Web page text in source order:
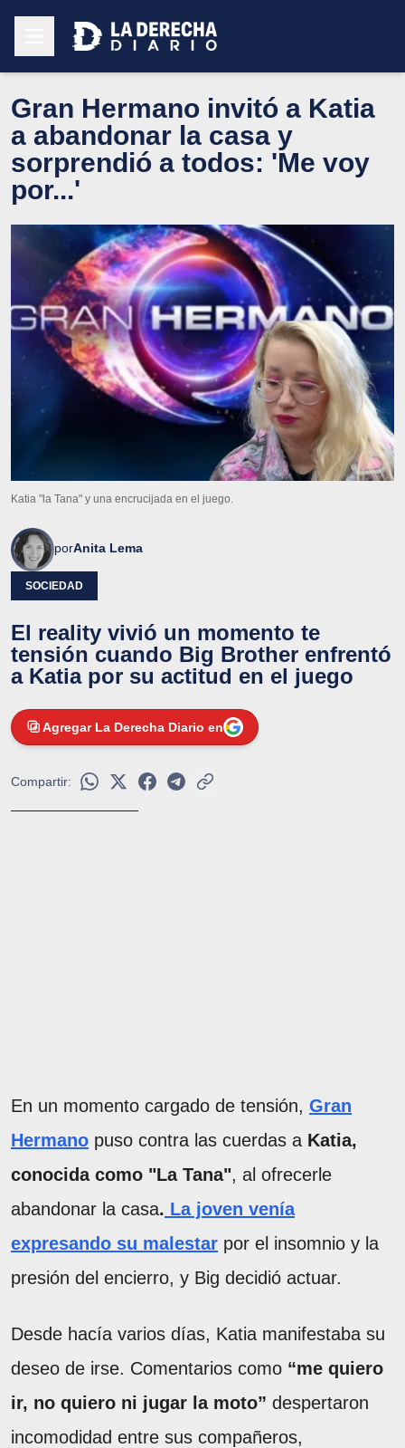
Gran Hermano invitó a Katia
a abandonar la casa y
sorprendió a todos: 'Me voy
por...'
Katia "la Tana" y una encrucijada en el juego.
porAnita Lema
SOCIEDAD
El reality vivió un momento te
tensión cuando Big Brother enfrentó
a Katia por su actitud en el juego
Agregar La Derecha Diario en
Compartir:
En un momento cargado de tensión, Gran
Hermano puso contra las cuerdas a Katia,
conocida como "La Tana", al ofrecerle
abandonar la casa. La joven venía
expresando su malestar por el insomnio y la
presión del encierro, y Big decidió actuar.
Desde hacía varios días, Katia manifestaba su
deseo de irse. Comentarios como “me quiero
ir, no quiero ni jugar la moto” despertaron
incomodidad entre sus compañeros,